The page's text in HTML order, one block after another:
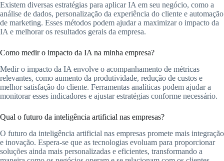
Existem diversas estratégias para aplicar IA em seu negócio, como a
análise de dados, personalização da experiência do cliente e automação
de marketing. Esses métodos podem ajudar a maximizar o impacto da
IA e melhorar os resultados gerais da empresa.
Como medir o impacto da IA na minha empresa?
Medir o impacto da IA envolve o acompanhamento de métricas
relevantes, como aumento da produtividade, redução de custos e
melhor satisfação do cliente. Ferramentas analíticas podem ajudar a
monitorar esses indicadores e ajustar estratégias conforme necessário.
Qual o futuro da inteligência artificial nas empresas?
O futuro da inteligência artificial nas empresas promete mais integração
e inovação. Espera-se que as tecnologias evoluam para proporcionar
soluções ainda mais personalizadas e eficientes, transformando a